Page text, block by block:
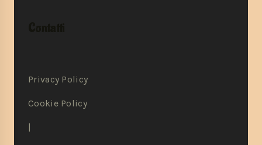
Privacy Policy
Cookie Policy
|